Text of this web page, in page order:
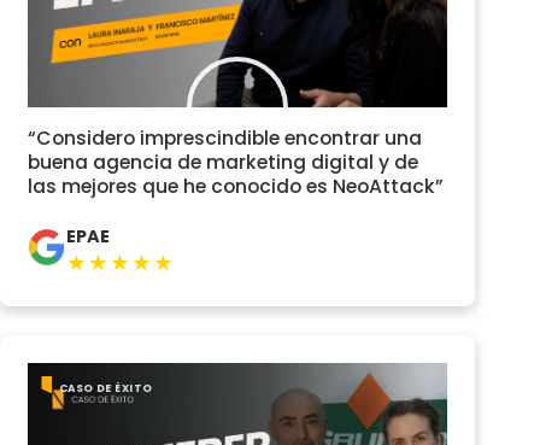
“Considero imprescindible encontrar una
buena agencia de marketing digital y de
las mejores que he conocido es NeoAttack”
EPAE
★★★★★
CASO DE ÉXITO